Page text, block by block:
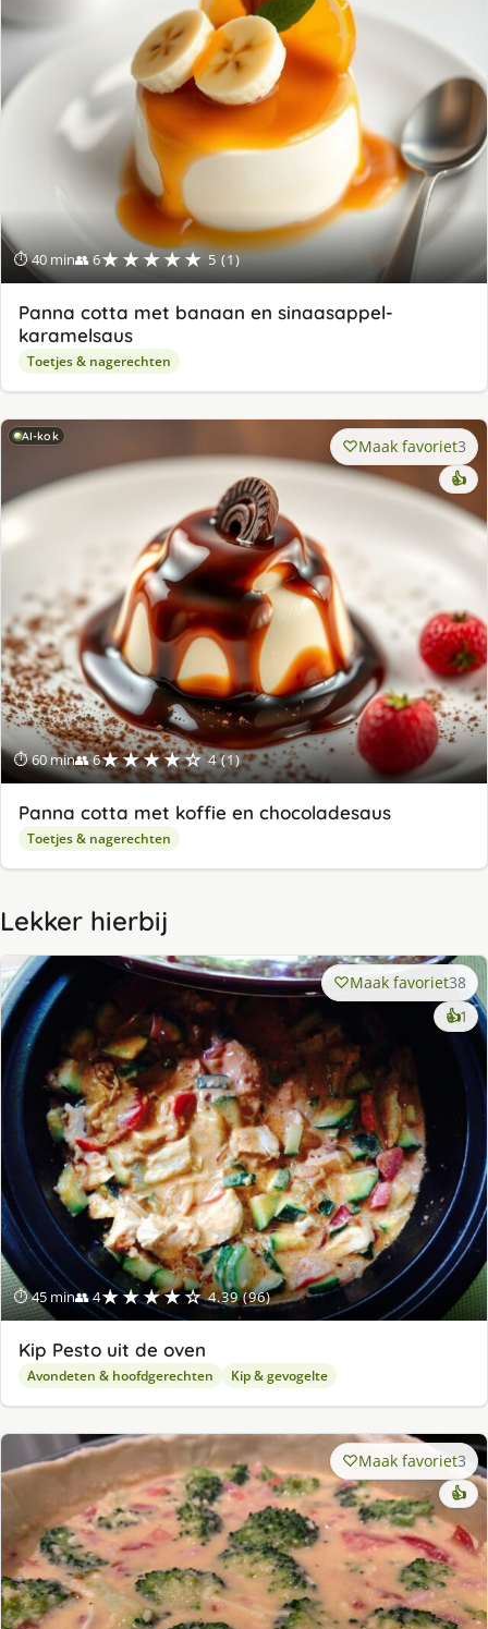
⏱ 40 min👥 6★★★★★ 5 (1)
Panna cotta met banaan en sinaasappel-
karamelsaus
Toetjes & nagerechten
AI-kok
⏱ 60 min👥 6★★★★☆ 4 (1)
Maak favoriet3
👍
Panna cotta met koffie en chocoladesaus
Toetjes & nagerechten
Lekker hierbij
⏱ 45 min👥 4★★★★☆ 4.39 (96)
Maak favoriet38
👍1
Kip Pesto uit de oven
Avondeten & hoofdgerechten Kip & gevogelte
Maak favoriet3
👍